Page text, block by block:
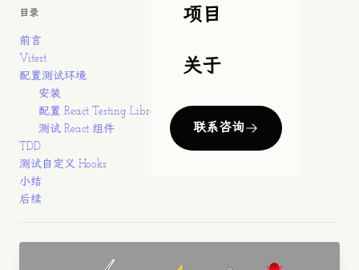
项目
关于
联系咨询
目录
前言
Vitest
配置测试环境
安装
配置 React Testing Library
测试 React 组件
TDD
测试自定义 Hooks
小结
后续